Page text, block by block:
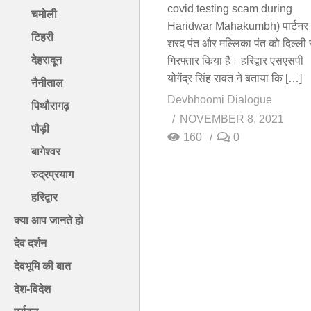
चमोली
टिहरी
देहरादून
नैनीताल
पिथौरागढ़
पौड़ी
बागेश्वर
रुद्रप्रयाग
हरिद्वार
क्या आप जानते हो
देव दर्शन
देवभूमि की बात
देश-विदेश
covid testing scam during
Haridwar Mahakumbh) पार्टनर
शरद पंत और मल्लिका पंत को दिल्ली
गिरफ्तार किया है। हरिद्वार एसएसपी
योगेंद्र सिंह रावत ने बताया कि […]
Devbhoomi Dialogue
NOVEMBER 8, 2021
160
0